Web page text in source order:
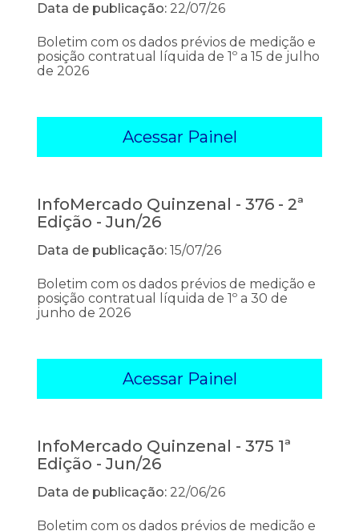
Data de publicação: 22/07/26
Boletim com os dados prévios de medição e
posição contratual líquida de 1º a 15 de julho
de 2026
Acessar Painel
InfoMercado Quinzenal - 376 - 2ª
Edição - Jun/26
Data de publicação: 15/07/26
Boletim com os dados prévios de medição e
posição contratual líquida de 1º a 30 de
junho de 2026
Acessar Painel
InfoMercado Quinzenal - 375 1ª
Edição - Jun/26
Data de publicação: 22/06/26
Boletim com os dados prévios de medição e